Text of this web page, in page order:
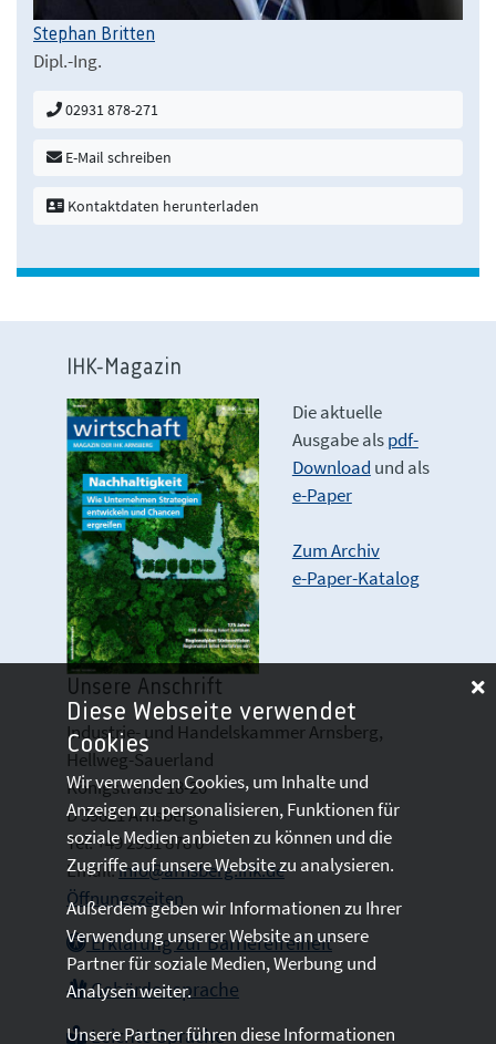
Stephan Britten
Dipl.-Ing.
02931 878-271
E-Mail schreiben
Kontaktdaten herunterladen
IHK-Magazin
Die aktuelle
Ausgabe alspdf-
Download und als
e-Paper
Zum Archiv
e-Paper-Katalog
Unsere Anschrift
Industrie- und Handelskammer Arnsberg,
Hellweg-Sauerland
Königstraße 18-20
D 59821 Arnsberg
Tel: +49 2931 878 0
Email:info@arnsberg.ihk.de
Öffnungszeiten
Erklärung zur Barrierefreiheit
Gebärdensprache
Leichte Sprache
Diese Webseite verwendet
Cookies
Wir verwenden Cookies, um Inhalte und
Anzeigen zu personalisieren, Funktionen für
soziale Medien anbieten zu können und die
Zugriffe auf unsere Website zu analysieren.
Außerdem geben wir Informationen zu Ihrer
Verwendung unserer Website an unsere
Partner für soziale Medien, Werbung und
Analysen weiter.
Unsere Partner führen diese Informationen